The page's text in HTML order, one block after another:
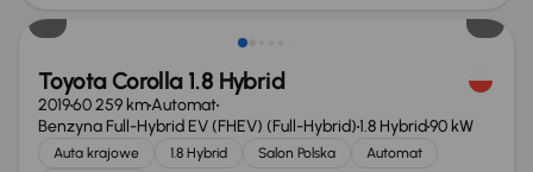
Toyota Corolla 1.8 Hybrid
201960 259 kmAutomat
Benzyna Full-Hybrid EV (FHEV) (Full-Hybrid)1.8 Hybrid90 kW
Auta krajowe 1.8 Hybrid Salon Polska
Automat